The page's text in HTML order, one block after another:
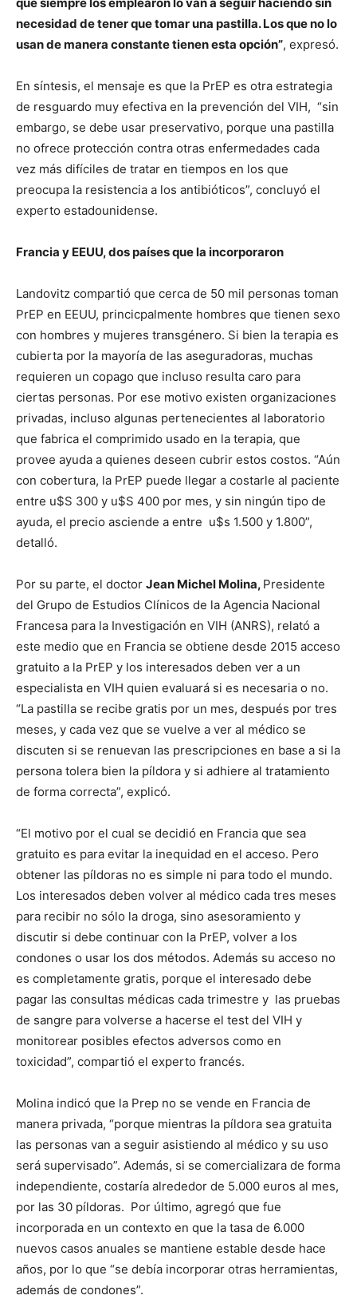
necesidad de tener que tomar una pastilla. Los que no lo
usan de manera constante tienen esta opción”, expresó.
En síntesis, el mensaje es que la PrEP es otra estrategia
de resguardo muy efectiva en la prevención del VIH, “sin
embargo, se debe usar preservativo, porque una pastilla
no ofrece protección contra otras enfermedades cada
vez más difíciles de tratar en tiempos en los que
preocupa la resistencia a los antibióticos”, concluyó el
experto estadounidense.
Francia y EEUU, dos países que la incorporaron
Landovitz compartió que cerca de 50 mil personas toman
PrEP en EEUU, princicpalmente hombres que tienen sexo
con hombres y mujeres transgénero. Si bien la terapia es
cubierta por la mayoría de las aseguradoras, muchas
requieren un copago que incluso resulta caro para
ciertas personas. Por ese motivo existen organizaciones
privadas, incluso algunas pertenecientes al laboratorio
que fabrica el comprimido usado en la terapia, que
provee ayuda a quienes deseen cubrir estos costos. “Aún
con cobertura, la PrEP puede llegar a costarle al paciente
entre u$S 300 y u$S 400 por mes, y sin ningún tipo de
ayuda, el precio asciende a entre u$s 1.500 y 1.800”,
detalló.
Por su parte, el doctor Jean Michel Molina, Presidente
del Grupo de Estudios Clínicos de la Agencia Nacional
Francesa para la Investigación en VIH (ANRS), relató a
este medio que en Francia se obtiene desde 2015 acceso
gratuito a la PrEP y los interesados deben ver a un
especialista en VIH quien evaluará si es necesaria o no.
“La pastilla se recibe gratis por un mes, después por tres
meses, y cada vez que se vuelve a ver al médico se
discuten si se renuevan las prescripciones en base a si la
persona tolera bien la píldora y si adhiere al tratamiento
de forma correcta”, explicó.
“El motivo por el cual se decidió en Francia que sea
gratuito es para evitar la inequidad en el acceso. Pero
obtener las píldoras no es simple ni para todo el mundo.
Los interesados deben volver al médico cada tres meses
para recibir no sólo la droga, sino asesoramiento y
discutir si debe continuar con la PrEP, volver a los
condones o usar los dos métodos. Además su acceso no
es completamente gratis, porque el interesado debe
pagar las consultas médicas cada trimestre y las pruebas
de sangre para volverse a hacerse el test del VIH y
monitorear posibles efectos adversos como en
toxicidad”, compartió el experto francés.
Molina indicó que la Prep no se vende en Francia de
manera privada, “porque mientras la píldora sea gratuita
las personas van a seguir asistiendo al médico y su uso
será supervisado”. Además, si se comercializara de forma
independiente, costaría alrededor de 5.000 euros al mes,
por las 30 píldoras. Por último, agregó que fue
incorporada en un contexto en que la tasa de 6.000
nuevos casos anuales se mantiene estable desde hace
años, por lo que “se debía incorporar otras herramientas,
además de condones”.